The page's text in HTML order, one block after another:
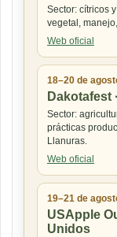
Sector: cítricos
vegetal,
Web oficial
18–20 de
Dakotafest
Sector:
prácticas
Llanuras.
Web oficial
19–21 de
USApple
Unidos